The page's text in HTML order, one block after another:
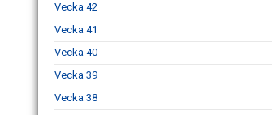
Vecka 42
Vecka 41
Vecka 40
Vecka 39
Vecka 38